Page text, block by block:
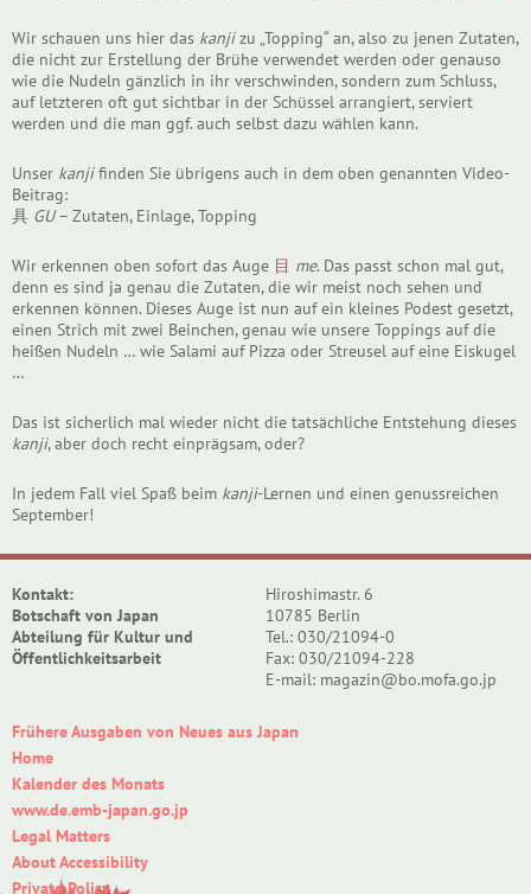
Wir schauen uns hier das kanjizu „Topping“ an, also zu jenen Zutaten,
die nicht zur Erstellung der Brühe verwendet werden oder genauso
wie die Nudeln gänzlich in ihr verschwinden, sondern zum Schluss,
auf letzteren oft gut sichtbar in der Schüssel arrangiert, serviert
werden und die man ggf. auch selbst dazu wählen kann.
Unser kanjifinden Sie übrigens auch in dem oben genannten Video-
Beitrag:
具 GU– Zutaten, Einlage, Topping
Wir erkennen oben sofort das Auge 目 me. Das passt schon mal gut,
denn es sind ja genau die Zutaten, die wir meist noch sehen und
erkennen können. Dieses Auge ist nun auf ein kleines Podest gesetzt,
einen Strich mit zwei Beinchen, genau wie unsere Toppings auf die
heißen Nudeln … wie Salami auf Pizza oder Streusel auf eine Eiskugel
…
Das ist sicherlich mal wieder nicht die tatsächliche Entstehung dieses
kanji, aber doch recht einprägsam, oder?
In jedem Fall viel Spaß beim kanji-Lernen und einen genussreichen
September!
Kontakt:
Botschaft von Japan
Abteilung für Kultur und
Öffentlichkeitsarbeit
Hiroshimastr. 6
10785 Berlin
Tel.: 030/21094-0
Fax: 030/21094-228
E-mail: magazin@bo.mofa.go.jp
Frühere Ausgaben von Neues aus Japan
Home
Kalender des Monats
www.de.emb-japan.go.jp
Legal Matters
About Accessibility
Private Policy